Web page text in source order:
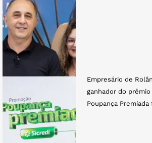
Empresário de
ganhador do
Poupança Premiada